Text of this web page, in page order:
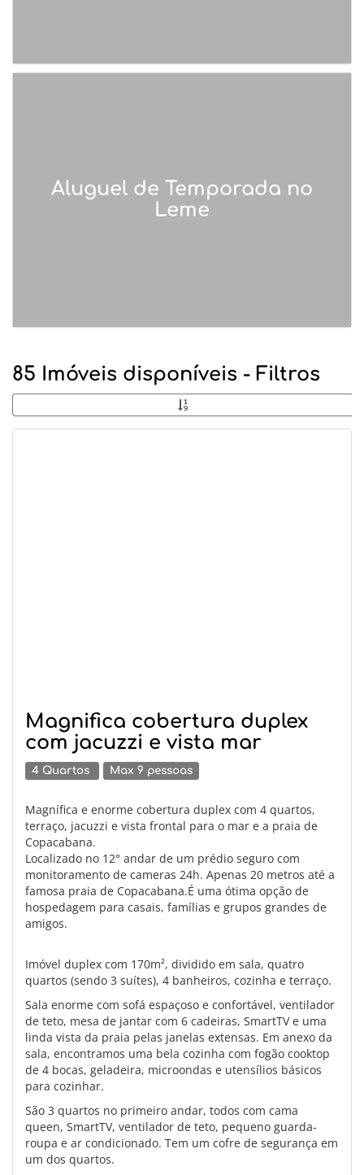
Aluguel de Temporada no
Leme
85 Imóveis disponíveis - Filtros
Magnifica cobertura duplex
com jacuzzi e vista mar
4 Quartos Max 9 pessoas
Magnífica e enorme cobertura duplex com 4 quartos,
terraço, jacuzzi e vista frontal para o mar e a praia de
Copacabana.
Localizado no 12° andar de um prédio seguro com
monitoramento de cameras 24h. Apenas 20 metros até a
famosa praia de Copacabana.É uma ótima opção de
hospedagem para casais, famílias e grupos grandes de
amigos.
Imóvel duplex com 170m², dividido em sala, quatro
quartos (sendo 3 suítes), 4 banheiros, cozinha e terraço.
Sala enorme com sofá espaçoso e confortável, ventilador
de teto, mesa de jantar com 6 cadeiras, SmartTV e uma
linda vista da praia pelas janelas extensas. Em anexo da
sala, encontramos uma bela cozinha com fogão cooktop
de 4 bocas, geladeira, microondas e utensílios básicos
para cozinhar.
São 3 quartos no primeiro andar, todos com cama
queen, SmartTV, ventilador de teto, pequeno guarda-
roupa e ar condicionado. Tem um cofre de segurança em
um dos quartos.